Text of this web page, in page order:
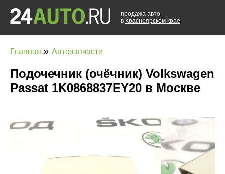
продажа авто
в Красноярском крае
Главная » Автозапчасти
Подочечник (очёчник) Volkswagen
Passat 1K0868837EY20 в Москве